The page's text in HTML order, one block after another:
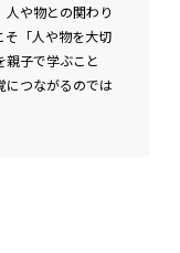
や物との関わり
そ「人や物を大切
親子で学ぶこと
につながるのでは